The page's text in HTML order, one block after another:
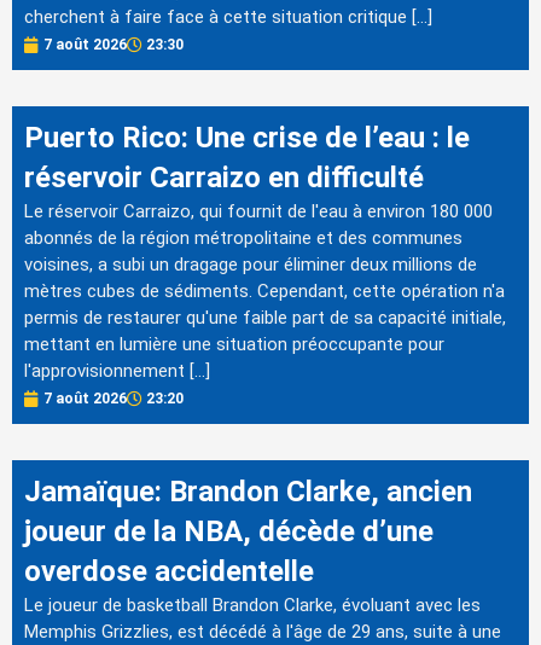
cherchent à faire face à cette situation critique […]
7 août 2026 23:30
Puerto Rico: Une crise de l’eau : le
réservoir Carraizo en difficulté
Le réservoir Carraizo, qui fournit de l'eau à environ 180 000
abonnés de la région métropolitaine et des communes
voisines, a subi un dragage pour éliminer deux millions de
mètres cubes de sédiments. Cependant, cette opération n'a
permis de restaurer qu'une faible part de sa capacité initiale,
mettant en lumière une situation préoccupante pour
l'approvisionnement […]
7 août 2026 23:20
Jamaïque: Brandon Clarke, ancien
joueur de la NBA, décède d’une
overdose accidentelle
Le joueur de basketball Brandon Clarke, évoluant avec les
Memphis Grizzlies, est décédé à l'âge de 29 ans, suite à une